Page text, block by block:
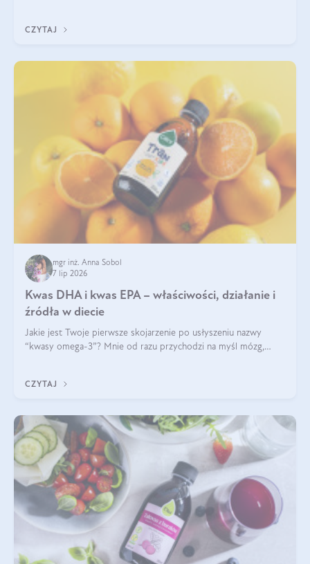
CZYTAJ
mgr inż. Anna Sobol
7 lip 2026
Kwas DHA i kwas EPA – właściwości, działanie i
źródła w diecie
Jakie jest Twoje pierwsze skojarzenie po usłyszeniu nazwy
“kwasy omega-3”? Mnie od razu przychodzi na myśl mózg,
EPA.
CZYTAJ